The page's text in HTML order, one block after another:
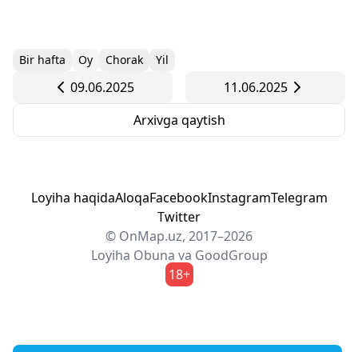
Bir hafta Oy Chorak Yil
09.06.2025
11.06.2025
Arxivga qaytish
Loyiha haqidaAloqaFacebookInstagramTelegram
Twitter
© OnMap.uz, 2017–2026
Loyiha Obuna va GoodGroup
18+